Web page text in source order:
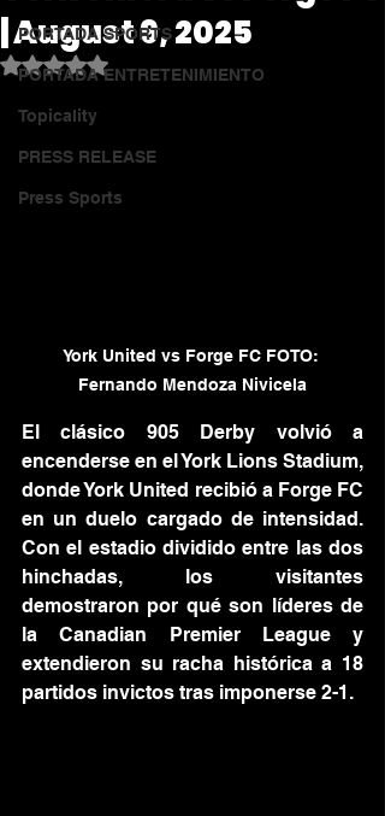
PORTADA SPORTS
PORTADA ENTRETENIMIENTO
Topicality
PRESS RELEASE
Press Sports
| August 9, 2025
Obtuvo NaN de 5 estrellas.
York United vs Forge FC FOTO:
Fernando Mendoza Nivicela
El clásico 905 Derby volvió a
encenderse en el York Lions Stadium,
donde York United recibió a Forge FC
en un duelo cargado de intensidad.
Con el estadio dividido entre las dos
hinchadas, los visitantes
demostraron por qué son líderes de
la Canadian Premier League y
extendieron su racha histórica a 18
partidos invictos tras imponerse 2-1.